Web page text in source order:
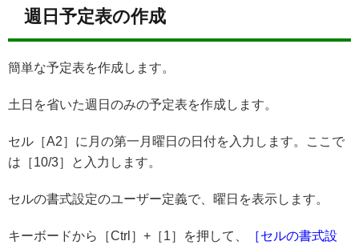
週日予定表の作成
簡単な予定表を作成します。
土日を省いた週日のみの予定表を作成します。
セル［A2］に月の第一月曜日の日付を入力します。ここで
は［10/3］と入力します。
セルの書式設定のユーザー定義で、曜日を表示します。
キーボードから［Ctrl］+［1］を押して、
［セルの書式設